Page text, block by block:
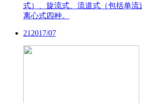
式）、旋流式、流道式（包括单流
离心式四种。
21 2017/07